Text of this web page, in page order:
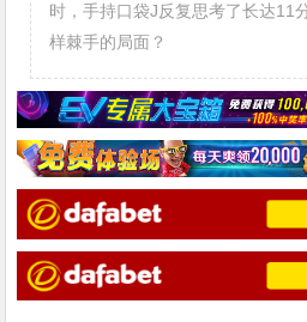
时，手持口袋J反复思考了长达11
样棘手的局面？